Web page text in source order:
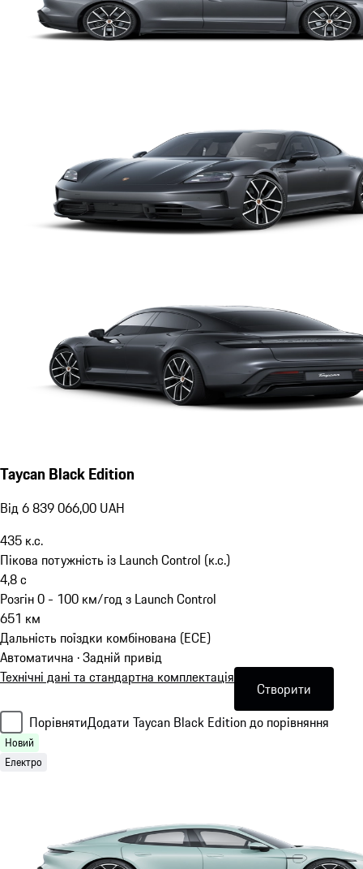
Taycan Black Edition
Від 6 839 066,00 UAH
435 к.с.
Пікова потужність із Launch Control (к.с.)
4,8с
Розгін 0 - 100 км/год з Launch Control
651 км
Дальність поїздки комбінована (ECE)
Автоматична · Задній привід
Технічні дані та стандартна комплектація
Створити
ПорівнятиДодати Taycan Black Edition до порівняння
Новий
Електро